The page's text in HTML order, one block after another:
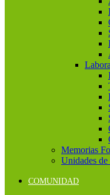
Memorias
Unidades
COMUNIDAD